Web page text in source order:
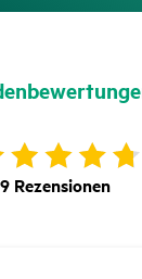
Rezensionen